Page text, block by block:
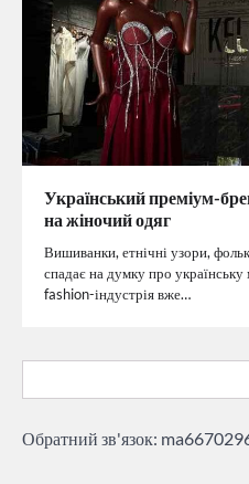
Український преміум-
на жіночий одяг
Вишиванки, етнічні узори,
спадає на думку про
fashion-індустрія вже…
Обратний зв'язок: